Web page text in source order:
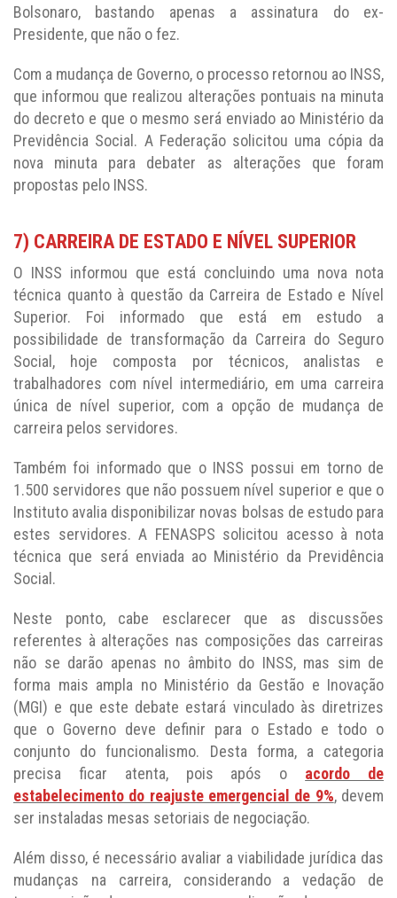
Bolsonaro, bastando apenas a assinatura do ex-
Presidente, que não o fez.
Com a mudança de Governo, o processo retornou ao INSS,
que informou que realizou alterações pontuais na minuta
do decreto e que o mesmo será enviado ao Ministério da
Previdência Social. A Federação solicitou uma cópia da
nova minuta para debater as alterações que foram
propostas pelo INSS.
7) CARREIRA DE ESTADO E NÍVEL SUPERIOR
O INSS informou que está concluindo uma nova nota
técnica quanto à questão da Carreira de Estado e Nível
Superior. Foi informado que está em estudo a
possibilidade de transformação da Carreira do Seguro
Social, hoje composta por técnicos, analistas e
trabalhadores com nível intermediário, em uma carreira
única de nível superior, com a opção de mudança de
carreira pelos servidores.
Também foi informado que o INSS possui em torno de
1.500 servidores que não possuem nível superior e que o
Instituto avalia disponibilizar novas bolsas de estudo para
estes servidores. A FENASPS solicitou acesso à nota
técnica que será enviada ao Ministério da Previdência
Social.
Neste ponto, cabe esclarecer que as discussões
referentes à alterações nas composições das carreiras
não se darão apenas no âmbito do INSS, mas sim de
forma mais ampla no Ministério da Gestão e Inovação
(MGI) e que este debate estará vinculado às diretrizes
que o Governo deve definir para o Estado e todo o
conjunto do funcionalismo. Desta forma, a categoria
precisa ficar atenta, pois após o acordo de
estabelecimento do reajuste emergencial de 9%, devem
ser instaladas mesas setoriais de negociação.
Além disso, é necessário avaliar a viabilidade jurídica das
mudanças na carreira, considerando a vedação de